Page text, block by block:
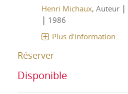
Henri Michaux, Auteur |
| 1986
Plus d'information...
Réserver
Disponible